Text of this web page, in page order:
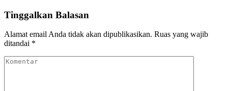
Tinggalkan Balasan
Alamat email Anda tidak akan dipublikasikan. Ruas yang wajib
ditandai *